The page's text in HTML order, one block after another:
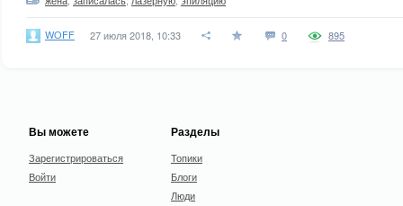
WOFF 27 июля 2018, 10:33 0 895
Вы можете
Зарегистрироваться
Войти
Разделы
Топики
Блоги
Люди